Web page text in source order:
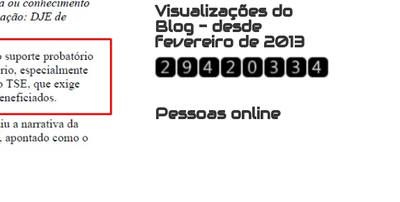
Visualizações do
Blog - desde
fevereiro de 2013
Pessoas online